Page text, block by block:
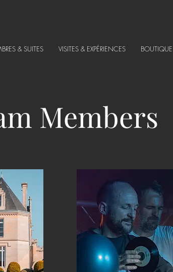
& SUITES VISITES & EXPÉRIENCES BOUTIQUE
Members